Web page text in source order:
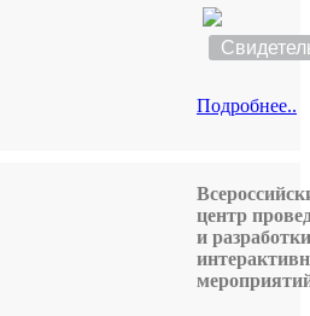
Подробнее..
центр
и разработки